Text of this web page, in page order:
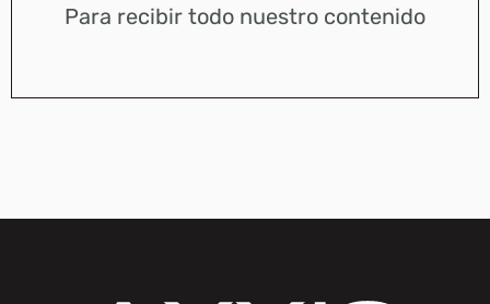
Para recibir todo nuestro contenido